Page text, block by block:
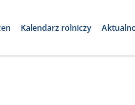
Kalendarz rolniczy